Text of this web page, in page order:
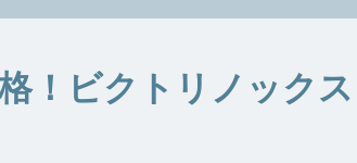
！ビクトリノック